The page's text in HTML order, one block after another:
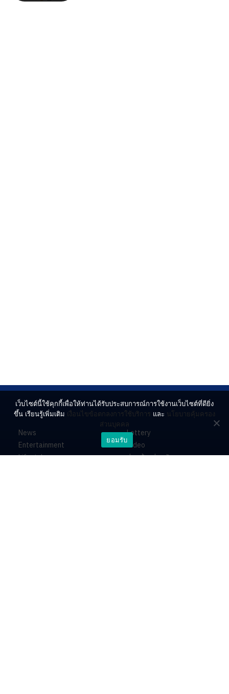
News
Entertainment
Lifestyle
Lottery
Video
ร่วมด้วยช่วยกัน
เว็บไซต์นี้ใช้คุกกี้เพื่อให้ท่านได้รับประสบการณ์การใช้งานเว็บไซต์ที่ดียิ่ง
ขึ้น เรียนรู้เพิ่มเติม เงื่อนไขข้อตกลงการใช้บริการ และ นโยบายคุ้มครอง
ส่วนบุคคล
ยอมรับ